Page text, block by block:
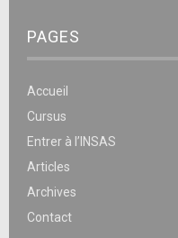
PAGES
Accueil
Cursus
Entrer à l’INSAS
Articles
Archives
Contact